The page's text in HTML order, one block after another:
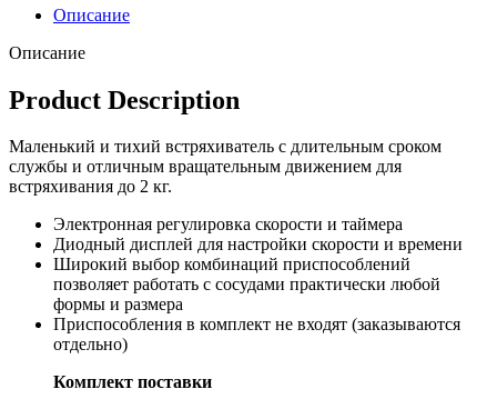
Описание
Описание
Product Description
Маленький и тихий встряхиватель с длительным сроком
службы и отличным вращательным движением для
встряхивания до 2 кг.
Электронная регулировка скорости и таймера
Диодный дисплей для настройки скорости и времени
Широкий выбор комбинаций приспособлений
позволяет работать с сосудами практически любой
формы и размера
Приспособления в комплект не входят (заказываются
отдельно)
Комплект поставки